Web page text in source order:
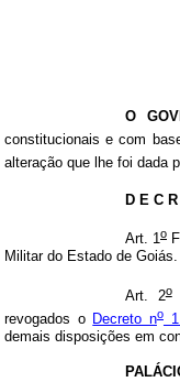
O
constitucionais e com
alteração que lhe foi dada
D E C
Art. 1o
Militar do Estado de Goiás.
Art. 2o
revogados o Decreto no
demais disposições em